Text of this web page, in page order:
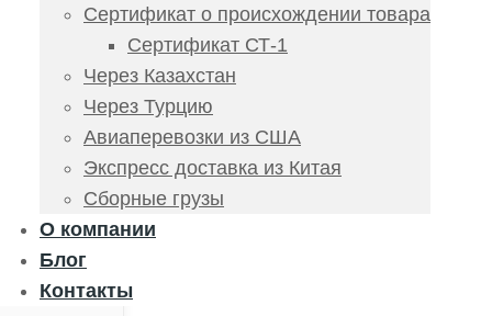
Сертификат о происхождении товара
Сертификат СТ-1
Через Казахстан
Через Турцию
Авиаперевозки из США
Экспресс доставка из Китая
Сборные грузы
О компании
Блог
Контакты